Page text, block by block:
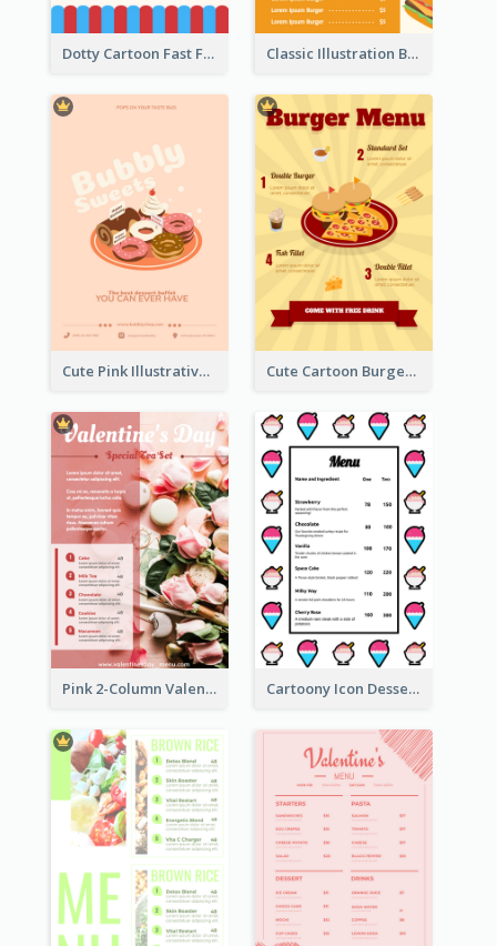
Dotty Cartoon Fast Food Restaurant Menu Design Classic Illustration Burger Restaurant Menu Design
Cute Pink Illustrative Dessert Menu Design Cute Cartoon Burger Restaurant Menu Design
Pink 2-Column Valentine's Day Menu For Tea Cartoony Icon Dessert Menu Design Ideas